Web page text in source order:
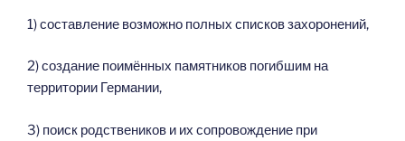
1) составление возможно полных списков захоронений,
2) создание поимённых памятников погибшим на
территории Германии,
3) поиск родствеников и их сопровождение при